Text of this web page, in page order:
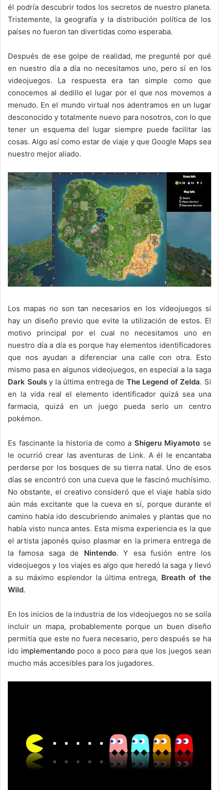
él podría descubrir todos los secretos de nuestro planeta.
Tristemente, la geografía y la distribución política de los
países no fueron tan divertidas como esperaba.
Después de ese golpe de realidad, me pregunté por qué
en nuestro día a día no necesitamos uno, pero sí en los
videojuegos. La respuesta era tan simple como que
conocemos al dedillo el lugar por el que nos movemos a
menudo. En el mundo virtual nos adentramos en un lugar
desconocido y totalmente nuevo para nosotros, con lo que
tener un esquema del lugar siempre puede facilitar las
cosas. Algo así como estar de viaje y que Google Maps sea
nuestro mejor aliado.
Los mapas no son tan necesarios en los videojuegos si
hay un diseño previo que evite la utilización de estos. El
motivo principal por el cual no necesitamos uno en
nuestro día a día es porque hay elementos identificadores
que nos ayudan a diferenciar una calle con otra. Esto
mismo pasa en algunos videojuegos, en especial a la saga
Dark Soulsy la última entrega de The Legend of Zelda. Si
en la vida real el elemento identificador quizá sea una
farmacia, quizá en un juego pueda serlo un centro
pokémon.
Es fascinante la historia de como a Shigeru Miyamoto se
le ocurrió crear las aventuras de Link. A él le encantaba
perderse por los bosques de su tierra natal. Uno de esos
días se encontró con una cueva que le fascinó muchísimo.
No obstante, el creativo consideró que el viaje había sido
aún más excitante que la cueva en sí, porque durante el
camino había ido descubriendo animales y plantas que no
había visto nunca antes. Esta misma experiencia es la que
el artista japonés quiso plasmar en la primera entrega de
la famosa saga de Nintendo. Y esa fusión entre los
videojuegos y los viajes es algo que heredó la saga y llevó
a su máximo esplendor la última entrega, Breath of the
Wild.
En los inicios de la industria de los videojuegos no se solía
incluir un mapa, probablemente porque un buen diseño
permitía que este no fuera necesario, pero después se ha
ido implementando poco a poco para que los juegos sean
mucho más accesibles para los jugadores.